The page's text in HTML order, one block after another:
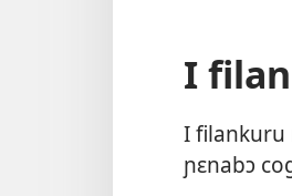
I
I filankuru
ɲɛnabɔ